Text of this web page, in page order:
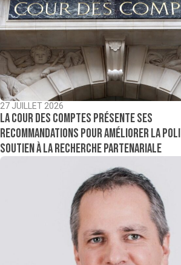
27 JUILLET 2026
La Cour des comptes présente ses
recommandations pour améliorer la
soutien à la recherche partenariale